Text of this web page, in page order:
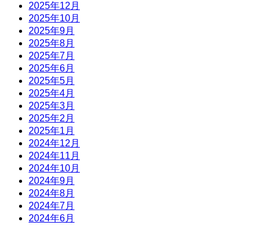
2025年12月
2025年10月
2025年9月
2025年8月
2025年7月
2025年6月
2025年5月
2025年4月
2025年3月
2025年2月
2025年1月
2024年12月
2024年11月
2024年10月
2024年9月
2024年8月
2024年7月
2024年6月